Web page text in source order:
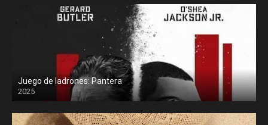
Juego de ladrones: Pantera
2025